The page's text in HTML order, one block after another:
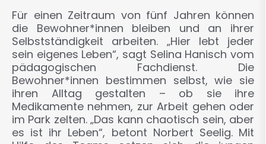
Für einen Zeitraum von fünf Jahren können
die Bewohner*innen bleiben und an ihrer
Selbstständigkeit arbeiten. „Hier lebt jeder
sein eigenes Leben“, sagt Selina Hanisch vom
pädagogischen Fachdienst. Die
Bewohner*innen bestimmen selbst, wie sie
ihren Alltag gestalten – ob sie ihre
Medikamente nehmen, zur Arbeit gehen oder
im Park zelten. „Das kann chaotisch sein, aber
es ist ihr Leben“, betont Norbert Seelig. Mit